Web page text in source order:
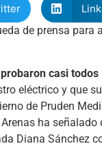
de prensa
casi
eléctrico y que
de Pruden
ha
Diana Sánchez